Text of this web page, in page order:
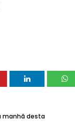
manhã desta